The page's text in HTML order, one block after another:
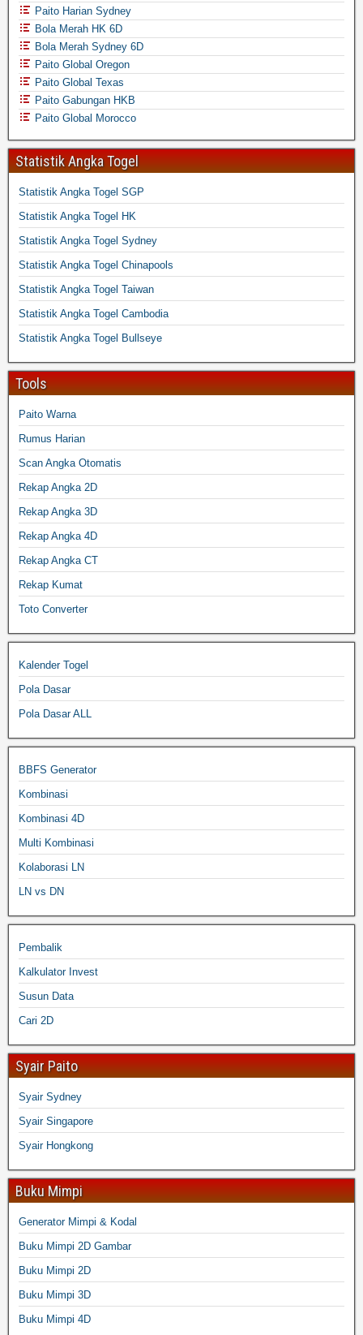
Paito Harian Sydney
Bola Merah HK 6D
Bola Merah Sydney 6D
Paito Global Oregon
Paito Global Texas
Paito Gabungan HKB
Paito Global Morocco
Statistik Angka Togel
Statistik Angka Togel SGP
Statistik Angka Togel HK
Statistik Angka Togel Sydney
Statistik Angka Togel Chinapools
Statistik Angka Togel Taiwan
Statistik Angka Togel Cambodia
Statistik Angka Togel Bullseye
Tools
Paito Warna
Rumus Harian
Scan Angka Otomatis
Rekap Angka 2D
Rekap Angka 3D
Rekap Angka 4D
Rekap Angka CT
Rekap Kumat
Toto Converter
Kalender Togel
Pola Dasar
Pola Dasar ALL
BBFS Generator
Kombinasi
Kombinasi 4D
Multi Kombinasi
Kolaborasi LN
LN vs DN
Pembalik
Kalkulator Invest
Susun Data
Cari 2D
Syair Paito
Syair Sydney
Syair Singapore
Syair Hongkong
Buku Mimpi
Generator Mimpi & Kodal
Buku Mimpi 2D Gambar
Buku Mimpi 2D
Buku Mimpi 3D
Buku Mimpi 4D